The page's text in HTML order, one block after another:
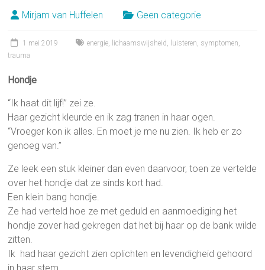
Mirjam van Huffelen Geen categorie
1 mei 2019 energie lichaamswijsheid luisteren symptomen
trauma
Hondje
“Ik haat dit lijf!” zei ze.
Haar gezicht kleurde en ik zag tranen in haar ogen.
“Vroeger kon ik alles. En moet je me nu zien. Ik heb er zo
genoeg van.”
Ze leek een stuk kleiner dan even daarvoor, toen ze vertelde
over het hondje dat ze sinds kort had.
Een klein bang hondje.
Ze had verteld hoe ze met geduld en aanmoediging het
hondje zover had gekregen dat het bij haar op de bank wilde
zitten.
Ik had haar gezicht zien oplichten en levendigheid gehoord
in haar stem.